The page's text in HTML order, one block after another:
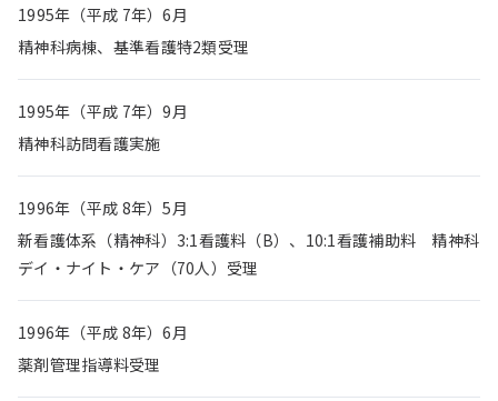
1995年（平成 7年）6月
精神科病棟、基準看護特2類受理
1995年（平成 7年）9月
精神科訪問看護実施
1996年（平成 8年）5月
新看護体系（精神科）3:1看護料（B）、10:1看護補助料 精神科
デイ・ナイト・ケア（70人）受理
1996年（平成 8年）6月
薬剤管理指導料受理